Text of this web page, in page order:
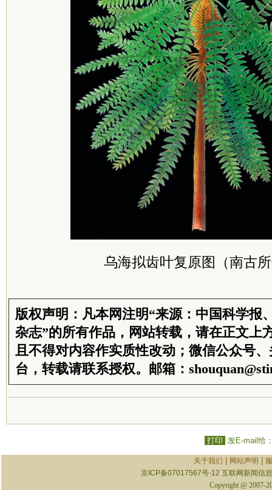
乌海拟齿叶复原图（南古
版权声明：凡本网注明“来源：中国科学报
杂志”的所有作品，网站转载，请在正文上
且不得对内容作实质性改动；微信公众号
台，转载请联系授权。邮箱：
打印 发E-mail给
关于我们 网站声明
京ICP备07017567号-12 互联网新闻信
Copyright @ 2007-